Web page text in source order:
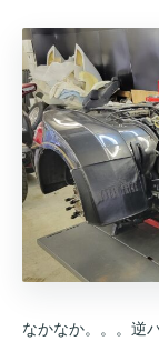
なかなか。。。逆